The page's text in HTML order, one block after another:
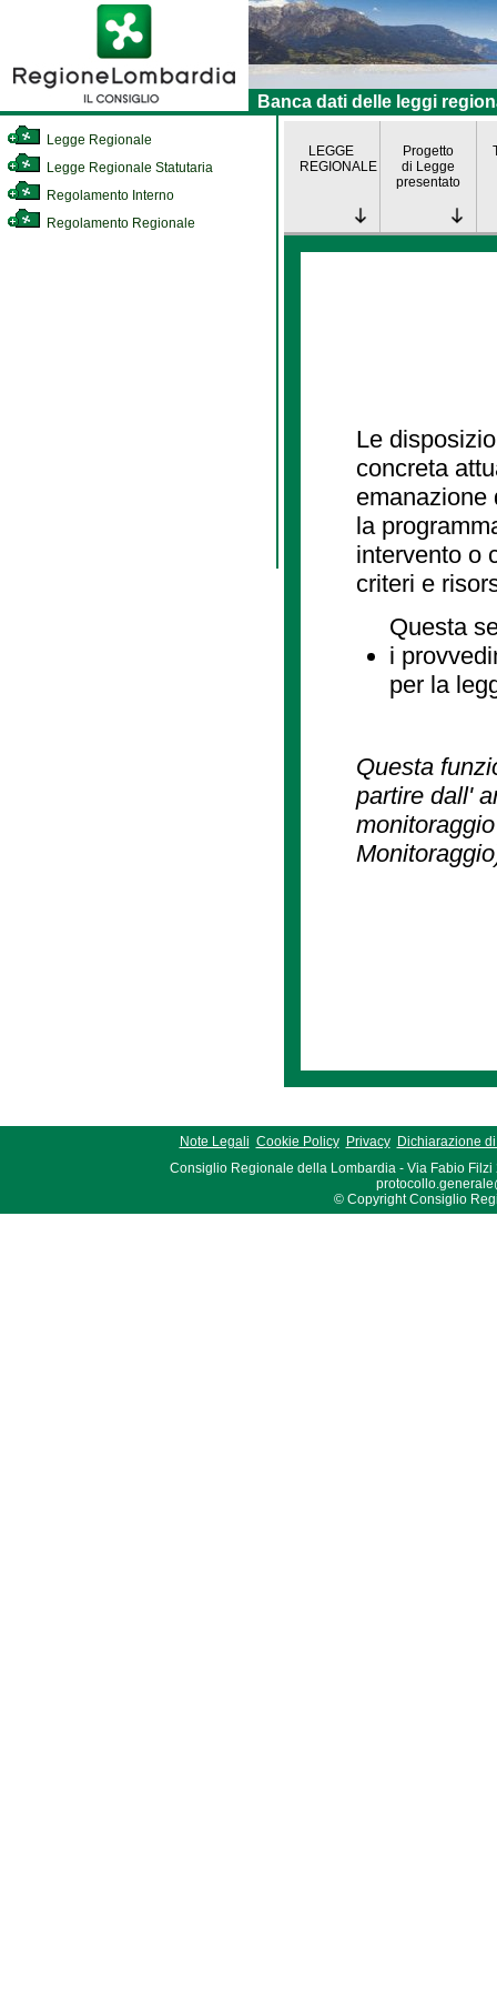
Banca dati delle leggi
Legge Regionale
Legge Regionale Statutaria
Regolamento Interno
Regolamento Regionale
LEGGE
REGIONALE
Progetto
di Legge
presentato
Le
concreta
emanazione
la
intervento o
criteri e
Questa
i
per la
Questa
partire dall'
Note Legali Cookie Policy Privacy
Dichiarazione
Consiglio Regionale della Lombardia - Via Fabio Filzi
© Copyright Consiglio